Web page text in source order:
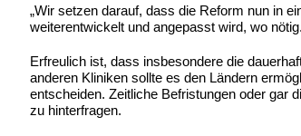
„Wir setzen darauf, dass die Reform nun in
weiterentwickelt und angepasst wird, wo
Erfreulich ist, dass insbesondere die
anderen Kliniken sollte es den Ländern
entscheiden. Zeitliche Befristungen oder gar
zu hinterfragen.